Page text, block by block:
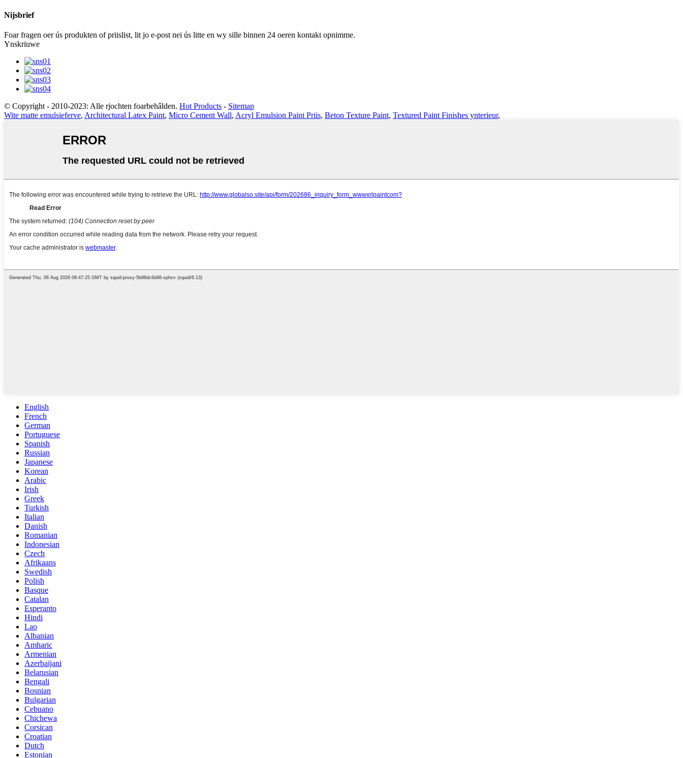
Nijsbrief
Foar fragen oer ús produkten of priislist, lit jo e-post nei ús litte en wy sille binnen 24 oeren kontakt opnimme.
Ynskriuwe
© Copyright - 2010-2023: Alle rjochten foarbehâlden. Hot Products - Sitemap
Wite matte emulsieferve, Architectural Latex Paint, Micro Cement Wall, Acryl Emulsion Paint Priis, Beton Texture Paint, Textured Paint Finishes ynterieur,
English
French
German
Portuguese
Spanish
Russian
Japanese
Korean
Arabic
Irish
Greek
Turkish
Italian
Danish
Romanian
Indonesian
Czech
Afrikaans
Swedish
Polish
Basque
Catalan
Esperanto
Hindi
Lao
Albanian
Amharic
Armenian
Azerbaijani
Belarusian
Bengali
Bosnian
Bulgarian
Cebuano
Chichewa
Corsican
Croatian
Dutch
Estonian